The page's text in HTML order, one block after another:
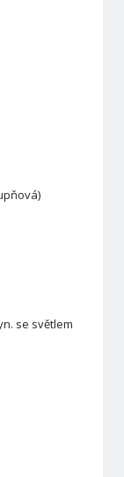
se světlem